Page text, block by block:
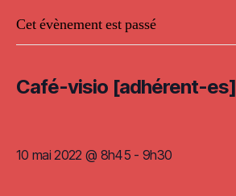
Cet évènement est passé
Café-visio [adhérent-es]
10 mai 2022 @ 8h45 -9h30